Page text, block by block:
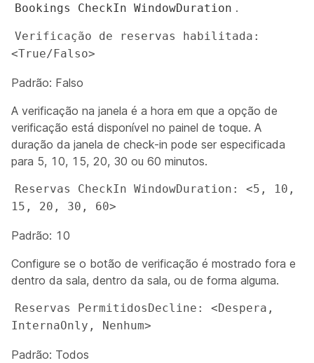
Bookings CheckIn WindowDuration .
Verificação de reservas habilitada:
<True/Falso>
Padrão: Falso
A verificação na janela é a hora em que a opção de
verificação está disponível no painel de toque. A
duração da janela de check-in pode ser especificada
para 5, 10, 15, 20, 30 ou 60 minutos.
Reservas CheckIn WindowDuration: <5, 10,
15, 20, 30, 60>
Padrão: 10
Configure se o botão de verificação é mostrado fora e
dentro da sala, dentro da sala, ou de forma alguma.
Reservas PermitidosDecline: <Despera,
InternaOnly, Nenhum>
Padrão: Todos